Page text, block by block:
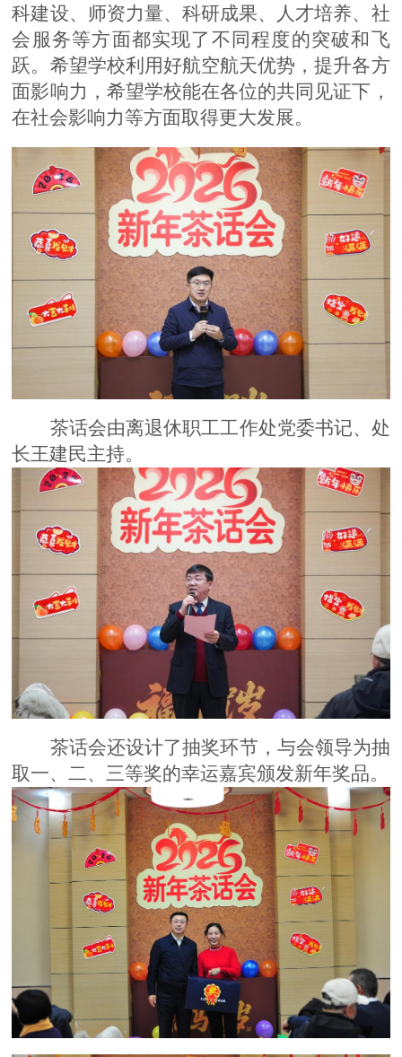
科建设、 师资力量、科研成果、人才培养、社
会服务等方面都实现了不同程度的突破和飞
跃。 希望学校利用好航空航天优势，提升各方
面影响力， 希望学校能在各位的共同见证下，
在社会影响力等方面取得更大发展。
茶话会由离退休职工工作处党委书记、处
长王建民主持。
茶话会还设计了抽奖环节，与会领导为抽
取一、二、三等奖的幸运嘉宾颁发新年奖品。